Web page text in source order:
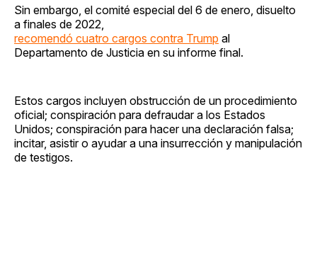
Sin embargo, el comité especial del 6 de enero, disuelto
a finales de 2022,
recomendó cuatro cargos contra Trump al
Departamento de Justicia en su informe final.
Estos cargos incluyen obstrucción de un procedimiento
oficial; conspiración para defraudar a los Estados
Unidos; conspiración para hacer una declaración falsa;
incitar, asistir o ayudar a una insurrección y manipulación
de testigos.